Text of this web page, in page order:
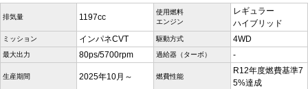
排気量 1197cc
使用燃料
エンジン
レギュラー
ハイブリッド
ミッション インパネCVT 駆動方式 4WD
最大出力 80ps/5700rpm 過給器（ターボ） -
生産期間 2025年10月～ 燃費性能
R12年度燃費基準7
5%達成